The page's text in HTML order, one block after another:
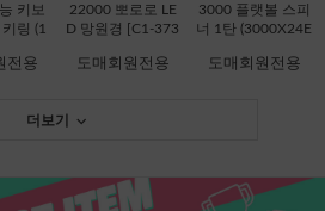
키보
링 (1
전용
22000 뽀로로 LE
D 망원경 [C1-373
도매회원전용
3000 플랫볼 스피
너 1탄 (3000X24E
도매회원전용
더보기